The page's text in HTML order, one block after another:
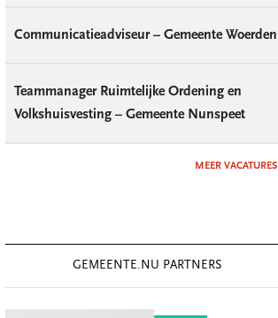
Communicatieadviseur – Gemeente Woerden
Teammanager Ruimtelijke Ordening en
Volkshuisvesting – Gemeente Nunspeet
MEER VACATURES
GEMEENTE.NU PARTNERS